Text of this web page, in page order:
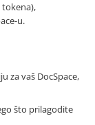
u.
za vaš DocSpace,
što prilagodite